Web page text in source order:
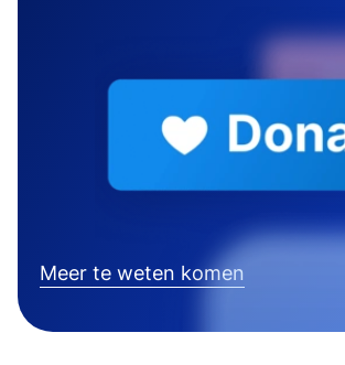
Meer te weten komen